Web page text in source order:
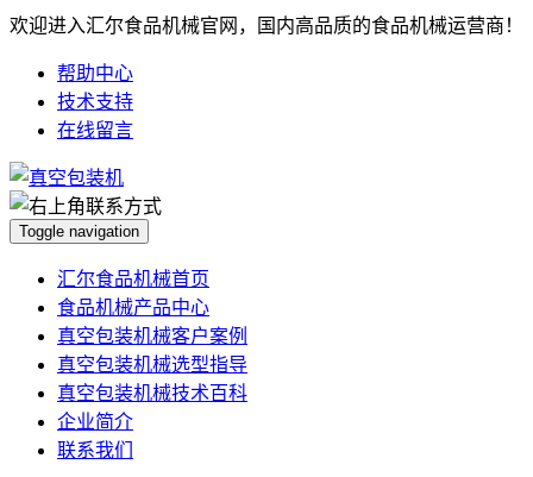
欢迎进入汇尔食品机械官网，国内高品质的食品机械运营商！
帮助中心
技术支持
在线留言
Toggle navigation
汇尔食品机械首页
食品机械产品中心
真空包装机械客户案例
真空包装机械选型指导
真空包装机械技术百科
企业简介
联系我们